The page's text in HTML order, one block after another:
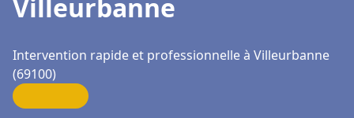
Villeurbanne
Intervention rapide et professionnelle à Villeurbanne
(69100)